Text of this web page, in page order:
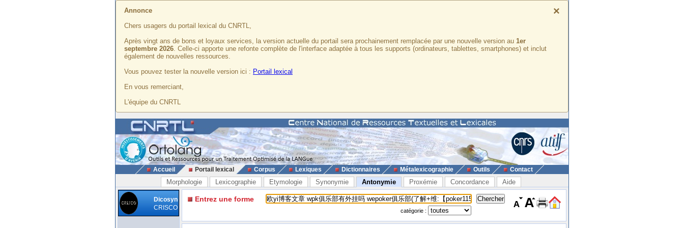
×
Annonce
Chers usagers du portail lexical du CNRTL,
Après vingt ans de bons et loyaux services, la version actuelle du portail sera prochainement remplacée par une nouvelle version au 1er
septembre 2026. Celle-ci apporte une refonte complète de l'interface adaptée à tous les supports (ordinateurs, tablettes, smartphones) et inclut
également de nouvelles ressources.
Vous pouvez tester la nouvelle version ici : Portail lexical
En vous remerciant,
L'équipe du CNRTL
Accueil Portail lexical Corpus Lexiques Dictionnaires Métalexicographie Outils Contact
Morphologie Lexicographie Etymologie Synonymie Antonymie Proxémie Concordance Aide
Dicosyn
CRISCO
Entrez une forme
catégorie :